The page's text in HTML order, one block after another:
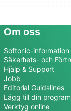
Om oss
Softonic-information
Säkerhets- och
Hjälp & Support
Jobb
Editorial Guidelines
Lägg till din
Verktyg online